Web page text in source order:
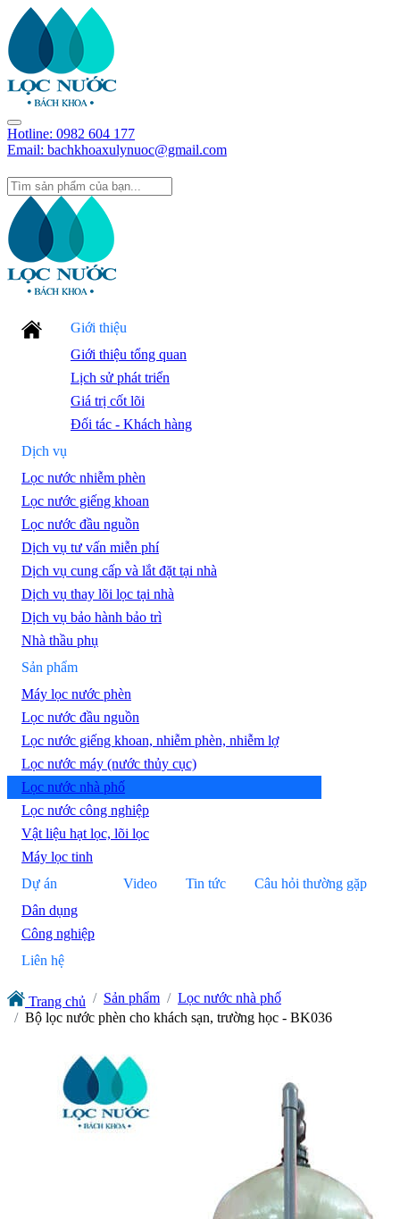
Hotline: 0982 604 177
Email: bachkhoaxulynuoc@gmail.com
Giới thiệu
Giới thiệu tổng quan
Lịch sử phát triển
Giá trị cốt lõi
Đối tác - Khách hàng
Dịch vụ
Lọc nước nhiễm phèn
Lọc nước giếng khoan
Lọc nước đầu nguồn
Dịch vụ tư vấn miễn phí
Dịch vụ cung cấp và lắt đặt tại nhà
Dịch vụ thay lõi lọc tại nhà
Dịch vụ bảo hành bảo trì
Nhà thầu phụ
Sản phẩm
Máy lọc nước phèn
Lọc nước đầu nguồn
Lọc nước giếng khoan, nhiễm phèn, nhiễm lợ
Lọc nước máy (nước thủy cục)
Lọc nước nhà phố
Lọc nước công nghiệp
Vật liệu hạt lọc, lõi lọc
Máy lọc tinh
Dự án
Dân dụng
Công nghiệp
Video Tin tức Câu hỏi thường gặp
Liên hệ
Trang chủ Sản phẩm
Lọc nước nhà phố
Bộ lọc nước phèn cho khách sạn, trường học - BK036